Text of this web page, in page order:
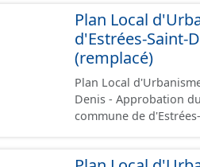
les orientations
l'attention portée à la
documents papier
Plan Local
d'Estrées-Saint-
(remplacé)
Plan Local
Denis - Approbation du 27/09/2018. Ce lot
commune de d'Estrées-Saint-Denis. Ce PLUi/